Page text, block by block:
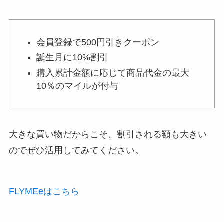
会員登録で500円引きクーポン
誕生月に10%割引
購入累計金額に応じて商品代金の最大
10％のマイルが付与
大きな買い物だからこそ、割引される額も大きい
のでぜひ活用してみてください。
FLYMEeはこちら